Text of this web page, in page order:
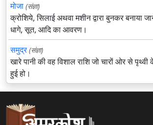
मोजा (संज्ञा)
क्रोशिये, सिलाई अथवा मशीन द्वारा बुनकर बनाया
धागे, सूत, आदि का आवरण।
समुद्र (संज्ञा)
खारे पानी की वह विशाल राशि जो चारों ओर से
हुई हो।